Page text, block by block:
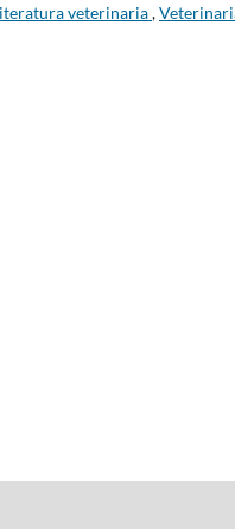
veterinaria,